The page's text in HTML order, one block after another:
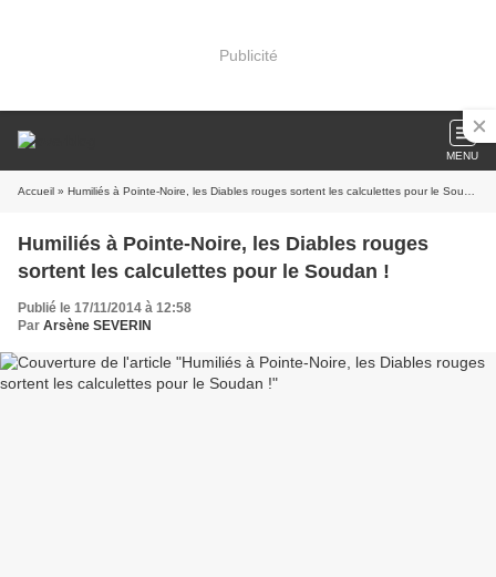
Publicité
MENU
Accueil » Humiliés à Pointe-Noire, les Diables rouges sortent les calculettes pour le Soudan !
Humiliés à Pointe-Noire, les Diables rouges
sortent les calculettes pour le Soudan !
Publié le 17/11/2014 à 12:58
Par Arsène SEVERIN